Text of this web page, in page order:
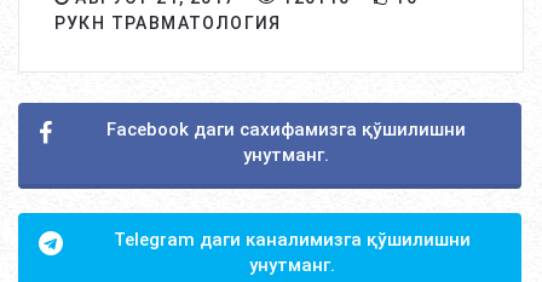
РУКН ТРАВМАТОЛОГИЯ
Facebook даги сахифамизга қўшилишни
унутманг.
Telegram даги каналимизга қўшилишни
унутманг.